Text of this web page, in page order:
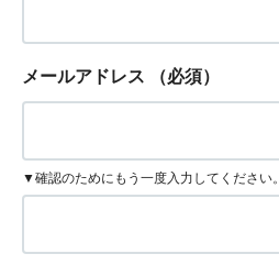
メールアドレス （必須）
▼確認のためにもう一度入力してください。